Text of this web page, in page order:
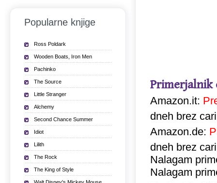
Primerjalnik
Amazon.it:
dneh brez
Amazon.de:
dneh brez
Nalagam
Nalagam
Popularne knjige
Ross Poldark
Wooden Boats, Iron Men
Pachinko
The Source
Little Stranger
Alchemy
Second Chance Summer
Idiot
Lilith
The Rock
The King of Style